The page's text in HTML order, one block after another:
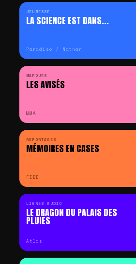
JEUNESSE
LA SCIENCE EST DANS...
Paradiso / Nathan
MARQUES
LES AVISÉS
MMA
REPORTAGES
MÉMOIRES EN CASES
FIBD
LIVRES AUDIO
LE DRAGON DU PALAIS DES
PLUIES
Atlas